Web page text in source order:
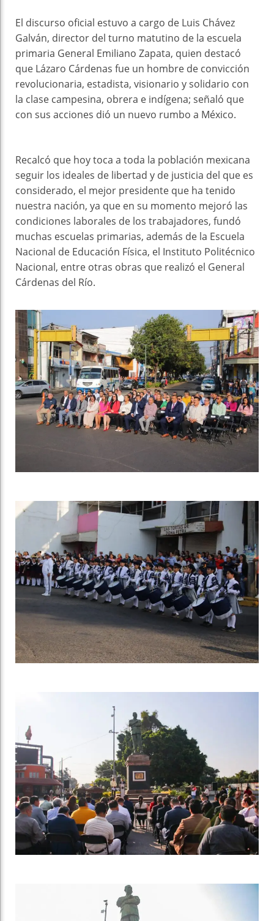
El discurso oficial estuvo a cargo de Luis Chávez
Galván, director del turno matutino de la escuela
primaria General Emiliano Zapata, quien destacó
que Lázaro Cárdenas fue un hombre de convicción
revolucionaria, estadista, visionario y solidario con
la clase campesina, obrera e indígena; señaló que
con sus acciones dió un nuevo rumbo a México.
Recalcó que hoy toca a toda la población mexicana
seguir los ideales de libertad y de justicia del que es
considerado, el mejor presidente que ha tenido
nuestra nación, ya que en su momento mejoró las
condiciones laborales de los trabajadores, fundó
muchas escuelas primarias, además de la Escuela
Nacional de Educación Física, el Instituto Politécnico
Nacional, entre otras obras que realizó el General
Cárdenas del Río.